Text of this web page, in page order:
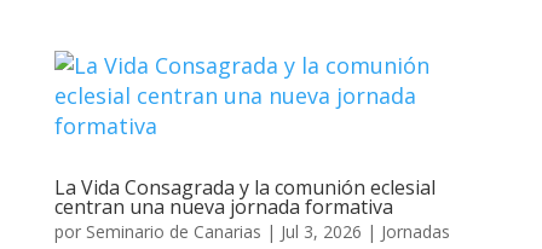
La Vida Consagrada y la comunión eclesial
centran una nueva jornada formativa
por Seminario de Canarias | Jul 3, 2026 | Jornadas